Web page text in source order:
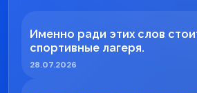
Именно ради этих слов
спортивные лагеря.
28.07.2026